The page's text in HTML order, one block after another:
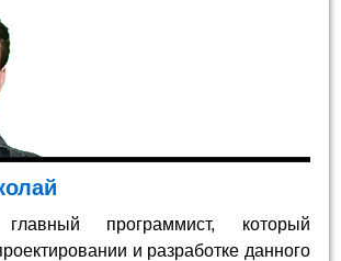
программист, который
и разработке данного